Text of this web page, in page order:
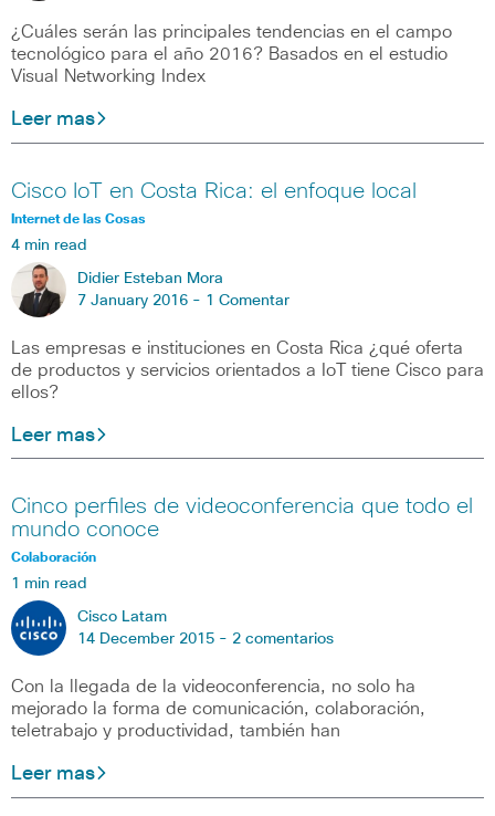
¿Cuáles serán las principales tendencias en el campo
tecnológico para el año 2016? Basados en el estudio
Visual Networking Index
Leer mas
Cisco IoT en Costa Rica: el enfoque local
Internet de las Cosas
4 min read
Didier Esteban Mora
7 January 2016 - 1 Comentar
Las empresas e instituciones en Costa Rica ¿qué oferta
de productos y servicios orientados a IoT tiene Cisco para
ellos?
Leer mas
Cinco perfiles de videoconferencia que todo el
mundo conoce
Colaboración
1 min read
Cisco Latam
14 December 2015 - 2 comentarios
Con la llegada de la videoconferencia, no solo ha
mejorado la forma de comunicación, colaboración,
teletrabajo y productividad, también han
Leer mas